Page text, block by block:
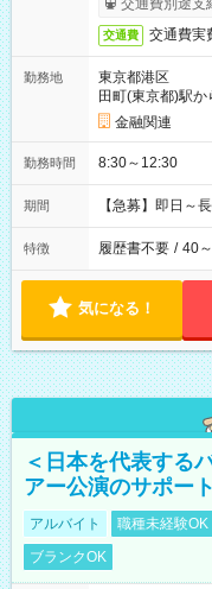
交通費別途支
交通費 交通費実
勤務地
東京都港区
田町(東京都)駅
金融関連
勤務時間 8:30～12:30
期間 【急募】即日～
特徴 履歴書不要 / 40
気になる！
＜日本を代表する
アー公演のサポー
アルバイト 職種未経験OK
ブランクOK